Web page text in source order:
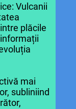
Vulcanii
plăcile
mai
subliniind